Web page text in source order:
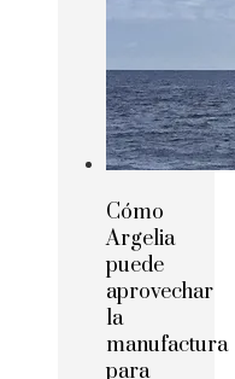
Cómo
Argelia
puede
aprovechar
la
manufactura
para